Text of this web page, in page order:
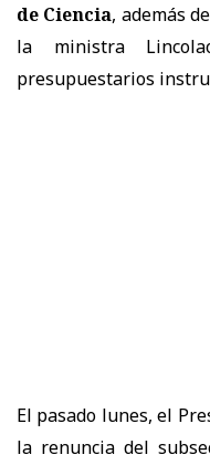
de Ciencia, además
la ministra
presupuestarios
El pasado lunes, el
la renuncia del